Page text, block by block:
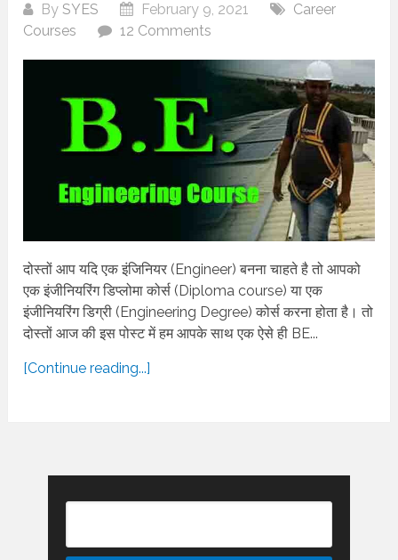
BySYES February 9, 2021
Career
Courses
12 Comments
दोस्तों आप यदि एक इंजिनियर (Engineer) बनना चाहते है तो आपको
एक इंजीनियरिंग डिप्लोमा कोर्स (Diploma course) या एक
इंजीनियरिंग डिग्री (Engineering Degree) कोर्स करना होता है। तो
दोस्तों आज की इस पोस्ट में हम आपके साथ एक ऐसे ही BE...
[Continue reading...]